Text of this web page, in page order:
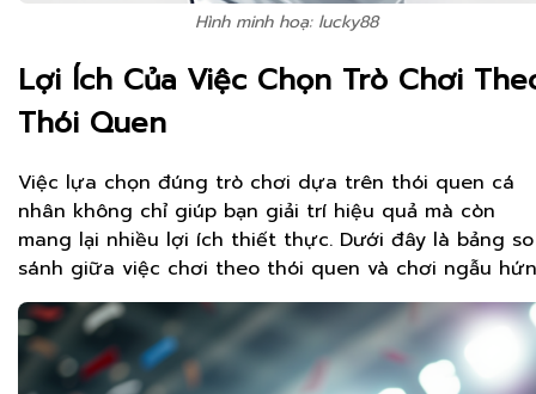
Hình minh hoạ: lucky88
Lợi Ích Của Việc Chọn Trò Chơi
Thói Quen
Việc lựa chọn đúng trò chơi dựa trên thói quen cá
nhân không chỉ giúp bạn giải trí hiệu quả mà còn
mang lại nhiều lợi ích thiết thực. Dưới đây là bảng so
sánh giữa việc chơi theo thói quen và chơi ngẫu